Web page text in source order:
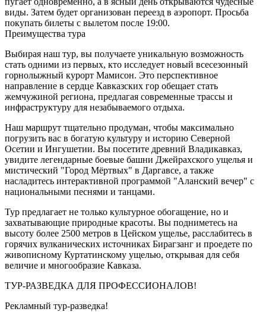
виды. Затем будет организован переезд в аэропорт. Просьба
покупать билеты с вылетом после 19:00.
Преимущества тура
Выбирая наш тур, вы получаете уникальную возможность
стать одними из первых, кто исследует новый всесезонный
горнолыжный курорт Мамисон. Это перспективное
направление в сердце Кавказских гор обещает стать
жемчужиной региона, предлагая современные трассы и
инфраструктуру для незабываемого отдыха.
Наш маршрут тщательно продуман, чтобы максимально
погрузить вас в богатую культуру и историю Северной
Осетии и Ингушетии. Вы посетите древний Владикавказ,
увидите легендарные боевые башни Джейрахского ущелья и
мистический "Город Мёртвых" в Даргавсе, а также
насладитесь интерактивной программой "Аланский вечер" с
национальными песнями и танцами.
Тур предлагает не только культурное обогащение, но и
захватывающие природные красоты. Вы подниметесь на
высоту более 2500 метров в Цейском ущелье, расслабитесь в
горячих вулканических источниках Бирагзанг и проедете по
живописному Куртатинскому ущелью, открывая для себя
величие и многообразие Кавказа.
ТУР-РАЗВЕДКА ДЛЯ ПРОФЕССИОНАЛОВ!
Рекламный тур-разведка!